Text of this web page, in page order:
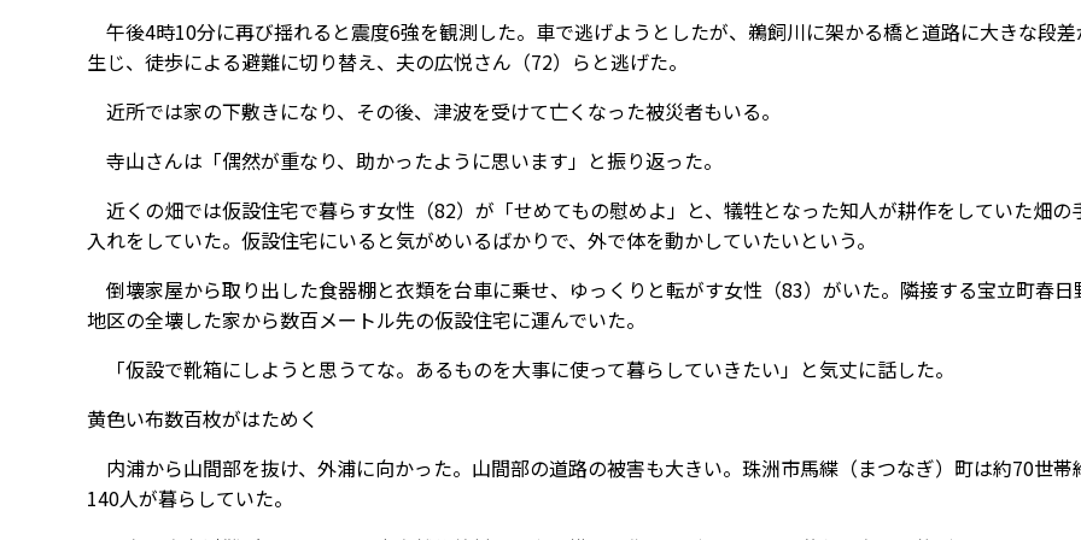
午後4時10分に再び揺れると震度6強を観測した。車で逃げようとしたが、鵜飼川に架かる橋と道路に大きな段
生じ、徒歩による避難に切り替え、夫の広悦さん（72）らと逃げた。
近所では家の下敷きになり、その後、津波を受けて亡くなった被災者もいる。
寺山さんは「偶然が重なり、助かったように思います」と振り返った。
近くの畑では仮設住宅で暮らす女性（82）が「せめてもの慰めよ」と、犠牲となった知人が耕作をしていた畑の
入れをしていた。仮設住宅にいると気がめいるばかりで、外で体を動かしていたいという。
倒壊家屋から取り出した食器棚と衣類を台車に乗せ、ゆっくりと転がす女性（83）がいた。隣接する宝立町春日
地区の全壊した家から数百メートル先の仮設住宅に運んでいた。
「仮設で靴箱にしようと思うてな。あるものを大事に使って暮らしていきたい」と気丈に話した。
黄色い布数百枚がはためく
内浦から山間部を抜け、外浦に向かった。山間部の道路の被害も大きい。珠洲市馬緤（まつなぎ）町は約70世帯
140人が暮らしていた。